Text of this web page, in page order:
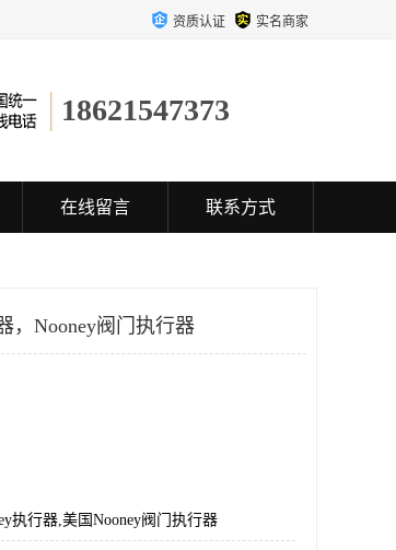
资质认证 实名商家
18621547373
在线留言 联系方式
，Nooney阀门执行器
执行器,美国Nooney阀门执行器